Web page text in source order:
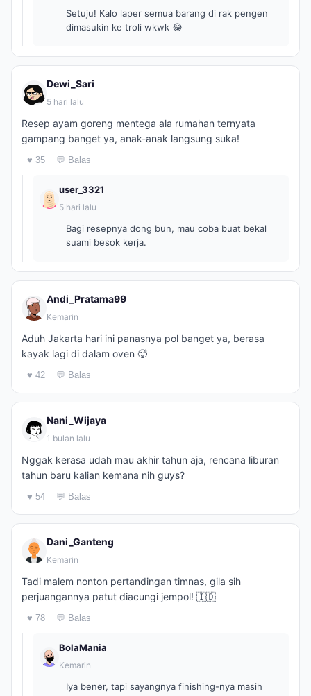
Setuju! Kalo laper semua barang di rak pengen
dimasukin ke troli wkwk 😂
Dewi_Sari
5 hari lalu
Resep ayam goreng mentega ala rumahan ternyata
gampang banget ya, anak-anak langsung suka!
♥ 35 💬 Balas
user_3321
5 hari lalu
Bagi resepnya dong bun, mau coba buat bekal
suami besok kerja.
Andi_Pratama99
Kemarin
Aduh Jakarta hari ini panasnya pol banget ya, berasa
kayak lagi di dalam oven 🥵
♥ 42 💬 Balas
Nani_Wijaya
1 bulan lalu
Nggak kerasa udah mau akhir tahun aja, rencana liburan
tahun baru kalian kemana nih guys?
♥ 54 💬 Balas
Dani_Ganteng
Kemarin
Tadi malem nonton pertandingan timnas, gila sih
perjuangannya patut diacungi jempol! 🇮🇩
♥ 78 💬 Balas
BolaMania
Kemarin
Iya bener, tapi sayangnya finishing-nya masih